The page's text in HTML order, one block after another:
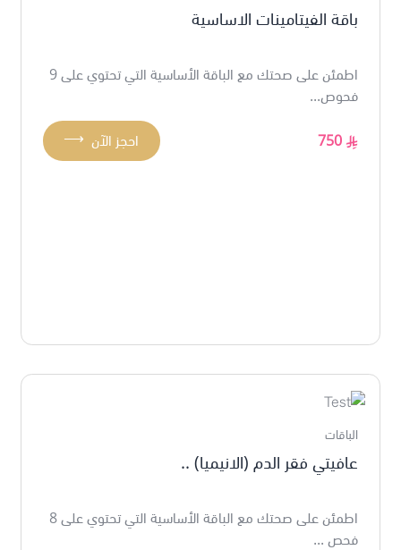
باقة الفيتامينات الاساسية
اطمئن على صحتك مع الباقة الأساسية التي تحتوي على 9
فحوص...
750
⟶ احجز الآن
الباقات
عافيتي فقر الدم (الانيميا) ..
اطمئن على صحتك مع الباقة الأساسية التي تحتوي على 8
فحص ...